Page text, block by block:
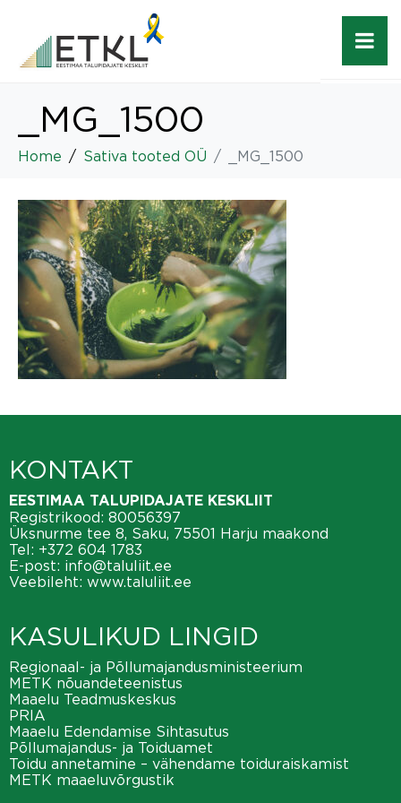
_MG_1500
Home Sativa tooted OÜ _MG_1500
KONTAKT
EESTIMAA TALUPIDAJATE KESKLIIT
Registrikood: 80056397
Üksnurme tee 8, Saku, 75501 Harju maakond
Tel: +372 604 1783
E-post: info@taluliit.ee
Veebileht: www.taluliit.ee
KASULIKUD LINGID
Regionaal- ja Põllumajandusministeerium
METK nõuandeteenistus
Maaelu Teadmuskeskus
PRIA
Maaelu Edendamise Sihtasutus
Põllumajandus- ja Toiduamet
Toidu annetamine – vähendame toiduraiskamist
METK maaeluvõrgustik